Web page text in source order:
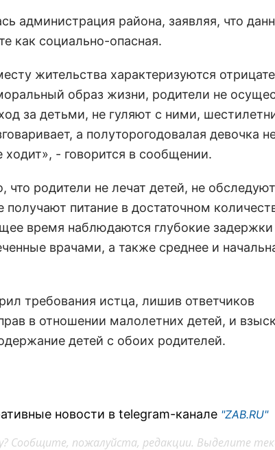
администрация района, заявляя, что
как социально-опасная.
жительства характеризуются
образ жизни, родители не
за детьми, не гуляют с ними,
а полуторогодовалая девочка
ходит», - говорится в сообщении.
что родители не лечат детей, не
получают питание в достаточном
время наблюдаются глубокие задержки
врачами, а также среднее и
требования истца, лишив ответчиков
в отношении малолетних детей, и
детей с обоих родителей.
новости в telegram-канале "ZAB.RU"
Сообщите, пожалуйста, редакции. Выделите